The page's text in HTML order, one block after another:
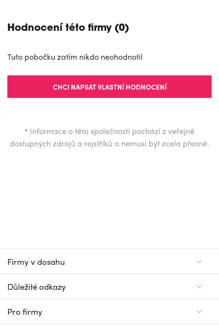
Hodnocení této firmy (0)
Tuto pobočku zatím nikdo neohodnotil
CHCI NAPSAT VLASTNÍ HODNOCENÍ
* Informace o této společnosti pochází z veřejně
dostupných zdrojů a rejstříků a nemusí být zcela přesné.
Firmy v dosahu
Důležité odkazy
Pro firmy